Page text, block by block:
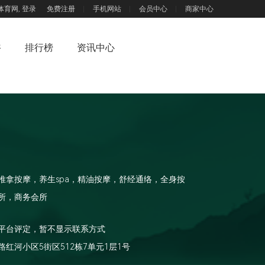
育网, 登录 免费注册 手机网站 会员中心 商家中心
排行榜 资讯中心
拿按摩，养生spa，精油按摩，舒经通络，全身按
，商务会所
台评定，暂不显示联系方式
红河小区5街区512栋7单元1层1号